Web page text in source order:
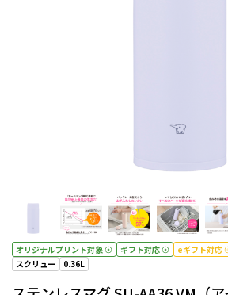
オリジナルプリント対象 ギフト対応 eギフト対応
スクリュー
0.36L